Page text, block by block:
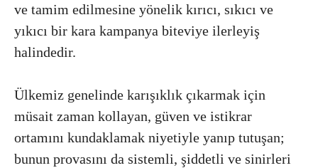
ve tamim edilmesine yönelik kırıcı, sıkıcı ve
yıkıcı bir kara kampanya biteviye ilerleyiş
halindedir.
Ülkemiz genelinde karışıklık çıkarmak için
müsait zaman kollayan, güven ve istikrar
ortamını kundaklamak niyetiyle yanıp tutuşan;
bunun provasını da sistemli, şiddetli ve sinirleri